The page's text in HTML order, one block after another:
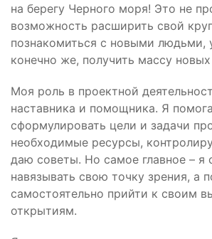
на берегу Черного моря! Это не
возможность расширить свой
познакомиться с новыми людьми,
конечно же, получить массу новых
Моя роль в проектной
наставника и помощника. Я
сформулировать цели и задачи
необходимые ресурсы,
даю советы. Но самое главное – я
навязывать свою точку зрения, а
самостоятельно прийти к своим
открытиям.